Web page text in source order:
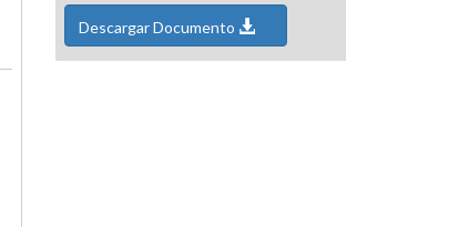
Descargar Documento